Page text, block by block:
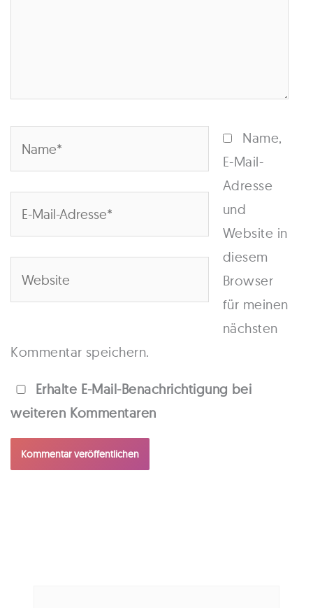
Name,
E-Mail-
Adresse
und
Website in
diesem
Browser
für meinen
nächsten
Kommentar speichern.
Erhalte E-Mail-Benachrichtigung bei
weiteren Kommentaren